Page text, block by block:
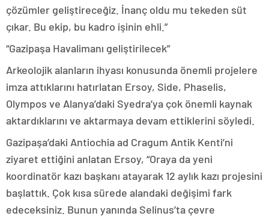
çözümler geliştireceğiz. İnanç oldu mu tekeden süt
çıkar. Bu ekip, bu kadro işinin ehli.”
“Gazipaşa Havalimanı geliştirilecek”
Arkeolojik alanların ihyası konusunda önemli projelere
imza attıklarını hatırlatan Ersoy, Side, Phaselis,
Olympos ve Alanya’daki Syedra’ya çok önemli kaynak
aktardıklarını ve aktarmaya devam ettiklerini söyledi.
Gazipaşa’daki Antiochia ad Cragum Antik Kenti’ni
ziyaret ettiğini anlatan Ersoy, “Oraya da yeni
koordinatör kazı başkanı atayarak 12 aylık kazı projesini
başlattık. Çok kısa sürede alandaki değişimi fark
edeceksiniz. Bunun yanında Selinus’ta çevre